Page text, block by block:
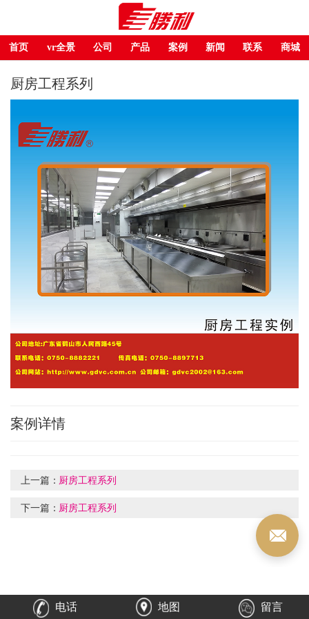
首页 vr全景 公司 产品 案例 新闻 联系 商城
厨房工程系列
案例详情
上一篇： 厨房工程系列
下一篇： 厨房工程系列
电话 地图 留言